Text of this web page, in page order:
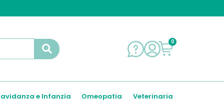
0
e Infanzia Omeopatia Veterinaria